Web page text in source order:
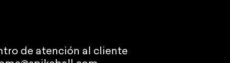
de atención al cliente